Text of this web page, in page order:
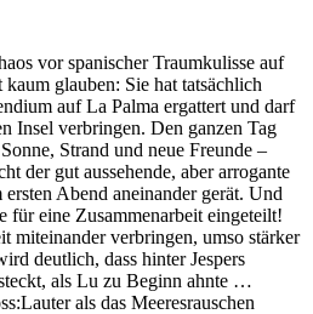
vor spanischer Traumkulisse auf
glauben: Sie hat tatsächlich
auf La Palma ergattert und darf
Insel verbringen. Den ganzen Tag
Strand und neue Freunde –
der gut aussehende, aber arrogante
Abend aneinander gerät. Und
für eine Zusammenarbeit eingeteilt!
miteinander verbringen, umso stärker
deutlich, dass hinter Jespers
als Lu zu Beginn ahnte …
als das Meeresrauschen